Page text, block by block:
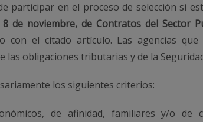
participar en el proceso de selección si
de noviembre, de Contratos del Sector
con el citado artículo. Las agencias
obligaciones tributarias y de la
los siguientes criterios:
de afinidad, familiares y/o